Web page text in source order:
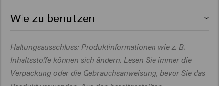
Chloride, Glycerin, Cetrimonium Chloride,
Isopropyl Alcohol, Glycolic Acid, Creatine, Panthenol,
Parfum (Fragrance), Polyquaternium-37, Propylene
Glycol Dicaprylate/Dicaprate, Sodium Benzoate,
Hydrolyzed Vegetable Protein PG-Propyl Silanetriol,
Wie zu benutzen
einmassieren, vor allem in die mittleren Längen und
Enden. 3–5 Minuten einwirken lassen, dann gründlich
ausspülen.
Haftungsausschluss: Produktinformationen wie z. B.
Inhaltsstoffe können sich ändern. Lesen Sie immer die
Verpackung oder die Gebrauchsanweisung, bevor Sie das